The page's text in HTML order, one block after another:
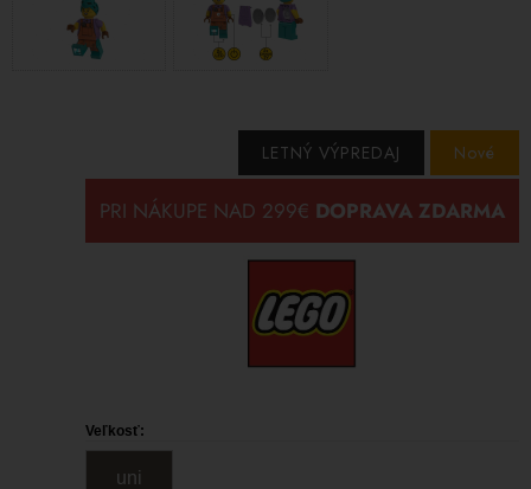
Nové
LETNÝ VÝPREDAJ
Veľkosť:
uni